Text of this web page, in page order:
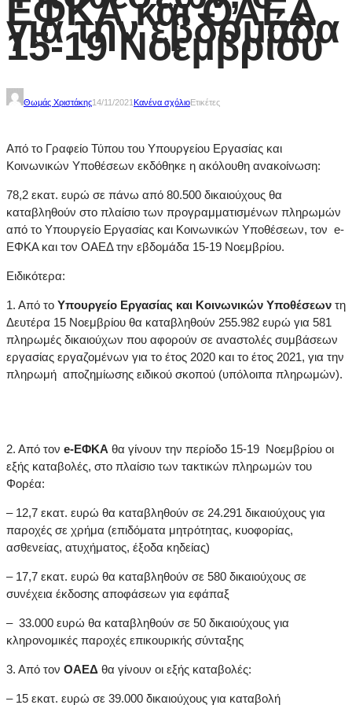
ΕΦΚΑ και ΟΑΕΔ
για την εβδομάδα
15-19 Νοεμβρίου
Θωμάς Χριστάκης14/11/2021 Κανένα σχόλιοΕτικέτες
Από το Γραφείο Τύπου του Υπουργείου Εργασίας και
Κοινωνικών Υποθέσεων εκδόθηκε η ακόλουθη ανακοίνωση:
78,2 εκατ. ευρώ σε πάνω από 80.500 δικαιούχους θα
καταβληθούν στο πλαίσιο των προγραμματισμένων πληρωμών
από το Υπουργείο Εργασίας και Κοινωνικών Υποθέσεων, τον e-
ΕΦΚΑ και τον ΟΑΕΔ την εβδομάδα 15-19 Νοεμβρίου.
Ειδικότερα:
1. Από το Υπουργείο Εργασίας και Κοινωνικών Υποθέσεων τη
Δευτέρα 15 Νοεμβρίου θα καταβληθούν 255.982 ευρώ για 581
πληρωμές δικαιούχων που αφορούν σε αναστολές συμβάσεων
εργασίας εργαζομένων για το έτος 2020 και το έτος 2021, για την
πληρωμή αποζημίωσης ειδικού σκοπού (υπόλοιπα πληρωμών).
2. Από τον e-ΕΦΚΑ θα γίνουν την περίοδο 15-19 Νοεμβρίου οι
εξής καταβολές, στο πλαίσιο των τακτικών πληρωμών του
Φορέα:
– 12,7 εκατ. ευρώ θα καταβληθούν σε 24.291 δικαιούχους για
παροχές σε χρήμα (επιδόματα μητρότητας, κυοφορίας,
ασθενείας, ατυχήματος, έξοδα κηδείας)
– 17,7 εκατ. ευρώ θα καταβληθούν σε 580 δικαιούχους σε
συνέχεια έκδοσης αποφάσεων για εφάπαξ
– 33.000 ευρώ θα καταβληθούν σε 50 δικαιούχους για
κληρονομικές παροχές επικουρικής σύνταξης
3. Από τον ΟΑΕΔ θα γίνουν οι εξής καταβολές:
– 15 εκατ. ευρώ σε 39.000 δικαιούχους για καταβολή